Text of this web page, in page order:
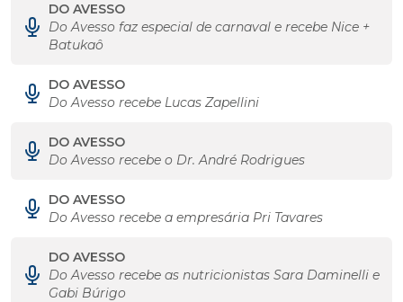
DO AVESSO
Do Avesso faz especial de carnaval e recebe Nice +
Batukaô
DO AVESSO
Do Avesso recebe Lucas Zapellini
DO AVESSO
Do Avesso recebe o Dr. André Rodrigues
DO AVESSO
Do Avesso recebe a empresária Pri Tavares
DO AVESSO
Do Avesso recebe as nutricionistas Sara Daminelli e
Gabi Búrigo